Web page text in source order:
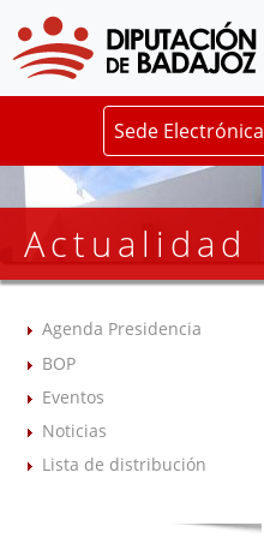
Sede Electrónica
Actualidad
Agenda Presidencia
BOP
Eventos
Noticias
Lista de distribución